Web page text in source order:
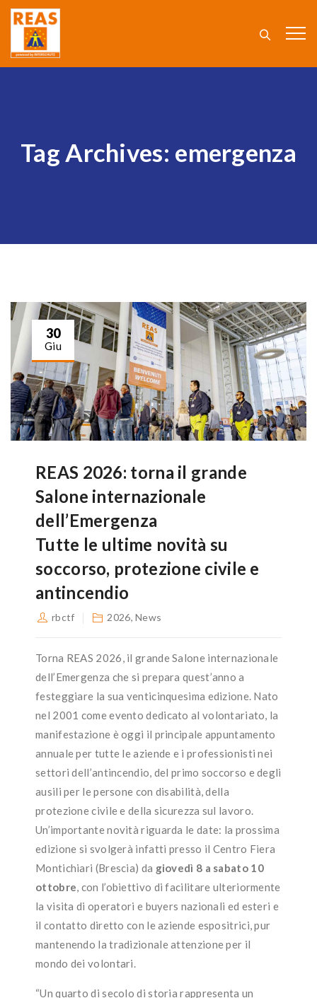
Tag Archives: emergenza
30
Giu
REAS 2026: torna il grande
Salone internazionale
dell’Emergenza
Tutte le ultime novità su
soccorso, protezione civile e
antincendio
rbctf 2026,News
Torna REAS 2026, il grande Salone internazionale
dell’Emergenza che si prepara quest’anno a
festeggiare la sua venticinquesima edizione. Nato
nel 2001 come evento dedicato al volontariato, la
manifestazione è oggi il principale appuntamento
annuale per tutte le aziende e i professionisti nei
settori dell’antincendio, del primo soccorso e degli
ausili per le persone con disabilità, della
protezione civile e della sicurezza sul lavoro.
Un’importante novità riguarda le date: la prossima
edizione si svolgerà infatti presso il Centro Fiera
Montichiari (Brescia) da giovedì 8 a sabato 10
ottobre, con l’obiettivo di facilitare ulteriormente
la visita di operatori e buyers nazionali ed esteri e
il contatto diretto con le aziende espositrici, pur
mantenendo la tradizionale attenzione per il
mondo dei volontari.
“Un quarto di secolo di storia rappresenta un